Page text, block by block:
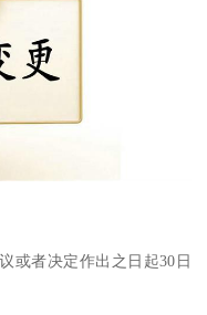
或者决定作出之日起30日